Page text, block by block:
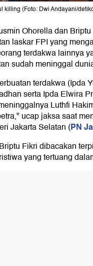
killing (Foto: Dwi Andayani/
Ohorella dan
laskar FPI yang
terdakwa lainnya
sudah meninggal
terdakwa (Ipda
serta Ipda Elwira
Luthfi
ucap jaksa saat
Jakarta Selatan (PN
Fikri dibacakan
yang tertuang